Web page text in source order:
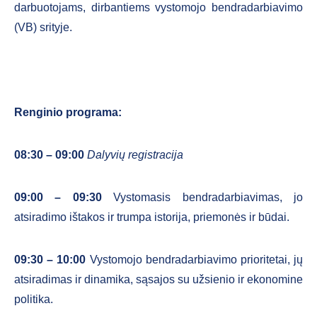
darbuotojams, dirbantiems vystomojo bendradarbiavimo
(VB) srityje.
Renginio programa:
08:30 – 09:00 Dalyvių registracija
09:00 – 09:30Vystomasis bendradarbiavimas, jo
atsiradimo ištakos ir trumpa istorija, priemonės ir būdai.
09:30 – 10:00 Vystomojo bendradarbiavimo prioritetai, jų
atsiradimas ir dinamika, sąsajos su užsienio ir ekonomine
politika.